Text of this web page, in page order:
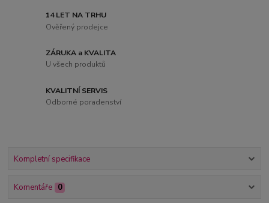
14 LET NA TRHU
Ověřený prodejce
ZÁRUKA a KVALITA
U všech produktů
KVALITNÍ SERVIS
Odborné poradenství
Kompletní specifikace
Komentáře 0